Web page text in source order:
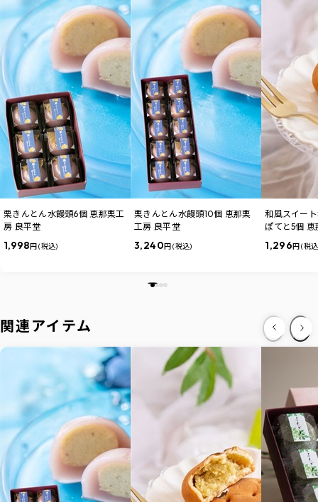
栗きんとん水饅頭6個 恵那栗工
房 良平堂
1,998円 (税込)
栗きんとん水饅頭10個 恵那栗
工房 良平堂
3,240円 (税込)
和風スイー
ぽてと5個
1,296円 (税
関連アイテム